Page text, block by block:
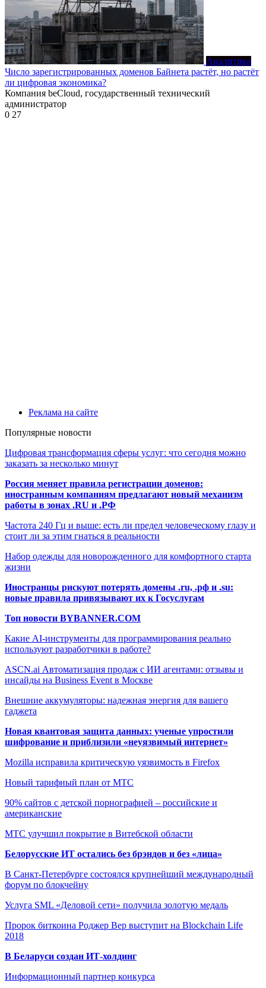
Аналитика
Число зарегистрированных доменов Байнета растёт, но растёт
ли цифровая экономика?
Компания beCloud, государственный технический
администратор
0 27
Реклама на сайте
Популярные новости
Цифровая трансформация сферы услуг: что сегодня можно
заказать за несколько минут
Россия меняет правила регистрации доменов:
иностранным компаниям предлагают новый механизм
работы в зонах .RU и .РФ
Частота 240 Гц и выше: есть ли предел человеческому глазу и
стоит ли за этим гнаться в реальности
Набор одежды для новорожденного для комфортного старта
жизни
Иностранцы рискуют потерять домены .ru, .рф и .su:
новые правила привязывают их к Госуслугам
Топ новости BYBANNER.COM
Какие AI-инструменты для программирования реально
используют разработчики в работе?
ASCN.ai Автоматизация продаж с ИИ агентами: отзывы и
инсайды на Business Event в Москве
Внешние аккумуляторы: надежная энергия для вашего
гаджета
Новая квантовая защита данных: ученые упростили
шифрование и приблизили «неуязвимый интернет»
Mozilla исправила критическую уязвимость в Firefox
Новый тарифный план от МТС
90% сайтов с детской порнографией – российские и
американские
МТС улучшил покрытие в Витебской области
Белорусские ИТ остались без брэндов и без «лица»
В Санкт-Петербурге состоялся крупнейший международный
форум по блокчейну
Услуга SML «Деловой сети» получила золотую медаль
Пророк биткоина Роджер Вер выступит на Blockchain Life
2018
В Беларуси создан ИТ-холдинг
Информационный партнер конкурса